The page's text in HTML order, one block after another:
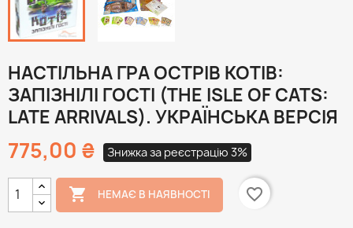
НАСТІЛЬНА ГРА ОСТРІВ КОТІВ:
ЗАПІЗНІЛІ ГОСТІ (THE ISLE OF CATS:
LATE ARRIVALS). УКРАЇНСЬКА ВЕРСІЯ
775,00 ₴ Знижка за реєстрацію 3%
 НЕМАЄ В НАЯВНОСТІ favorite_border